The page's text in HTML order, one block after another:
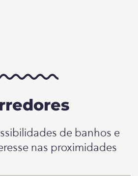
de banhos e
nas proximidades